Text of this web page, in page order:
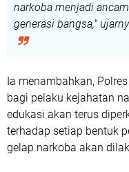
narkoba menjadi
generasi bangsa,"
Ia menambahkan,
bagi pelaku kejahatan
edukasi akan terus
terhadap setiap bentuk
gelap narkoba akan